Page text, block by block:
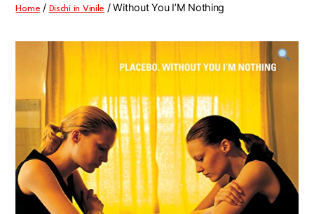
Home / Dischi in Vinile / Without You I’M Nothing